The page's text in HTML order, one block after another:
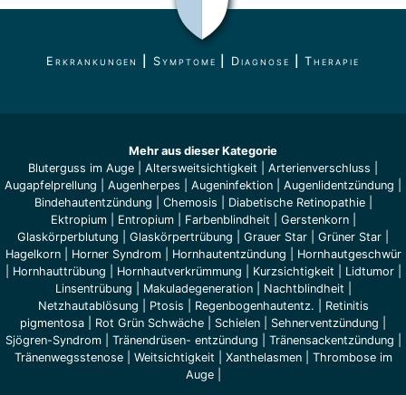
Erkrankungen Symptome Diagnose |Therapie
Mehr aus dieser Kategorie
Bluterguss im Auge
Altersweitsichtigkeit Arterienverschluss
Augapfelprellung
Augenherpes Augeninfektion Augenlidentzündung
Bindehautentzündung
Chemosis Diabetische Retinopathie|
Ektropium| Entropium| Farbenblindheit Gerstenkorn|
Glaskörperblutung
Glaskörpertrübung Grauer Star Grüner Star
Hagelkorn| Horner Syndrom| Hornhautentzündung
Hornhautgeschwür
Hornhauttrübung Hornhautverkrümmung Kurzsichtigkeit Lidtumor|
Linsentrübung
Makuladegeneration| Nachtblindheit
Netzhautablösung
Ptosis Regenbogenhautentz.
Retinitis
pigmentosa
Rot Grün Schwäche Schielen Sehnerventzündung
Sjögren-Syndrom| Tränendrüsen- entzündung Tränensackentzündung
Tränenwegsstenose| Weitsichtigkeit Xanthelasmen| Thrombose im
Auge|